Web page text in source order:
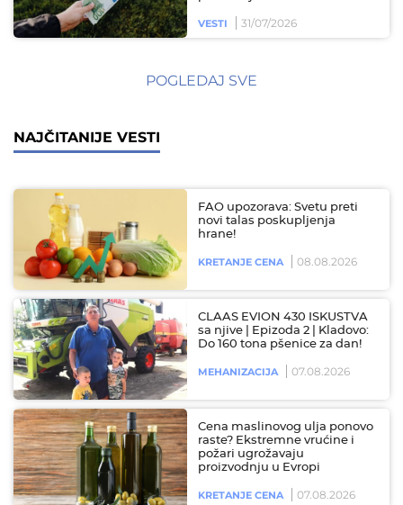
VESTI 31/07/2026
POGLEDAJ SVE
NAJČITANIJE VESTI
FAO upozorava: Svetu preti
novi talas poskupljenja
hrane!
KRETANJE CENA 08.08.2026
CLAAS EVION 430 ISKUSTVA
sa njive | Epizoda 2 | Kladovo:
Do 160 tona pšenice za dan!
MEHANIZACIJA 07.08.2026
Cena maslinovog ulja ponovo
raste? Ekstremne vrućine i
požari ugrožavaju
proizvodnju u Evropi
KRETANJE CENA 07.08.2026